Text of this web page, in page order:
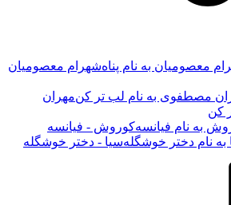
شهرام معصومیان
مهران
کوروش - فیانسه
سیا - دختر خوشگله